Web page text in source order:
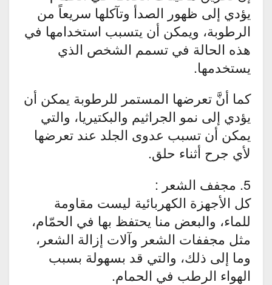
يؤدي إلى ظهور الصدأ وتآكلها سريعاً من
الرطوبة، ويمكن أن يتسبب استخدامها في
هذه الحالة في تسمم الشخص الذي
يستخدمها.
كما أنَّ تعرضها المستمر للرطوبة يمكن أن
يؤدي إلى نمو الجراثيم والبكتيريا، والتي
يمكن أن تسبب عدوى الجلد عند تعرضها
لأي جرح أثناء حلق.
5. مجفف الشعر :
كل الأجهزة الكهربائية ليست مقاومة
للماء، والبعض منا يحتفظ بها في الحمّام،
مثل مجففات الشعر وآلات إزالة الشعر،
وما إلى ذلك، والتي قد بسهولة بسبب
الهواء الرطب في الحمام.